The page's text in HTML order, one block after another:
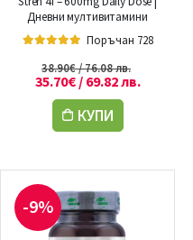
Дневни мултивитамини
Поръчан 728
38.90€/ 76.08 лв.
35.70€/ 69.82 лв.
КУПИ
-9%